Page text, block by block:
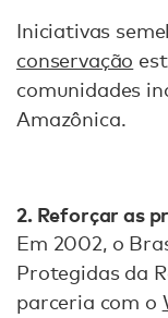
Iniciativas
conservação
comunidades
Amazônica.
2. Reforçar as
Em 2002, o
Protegidas da
parceria com o